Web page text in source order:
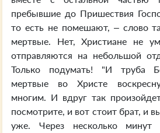
пребывшие до Пришествия
то есть не помешают, – слово
мертвые. Нет, Христиане не
отправляются на небольшой
Только подумать! "И труба
мертвые во Христе
многим. И вдруг так
посмотрите, и вот стоит брат, и
уже. Через несколько